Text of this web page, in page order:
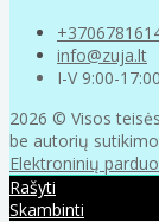
info@zuja.lt
I-V 9:00-
2026 © Visos
be autorių
Elektroninių
Rašyti
Skambinti